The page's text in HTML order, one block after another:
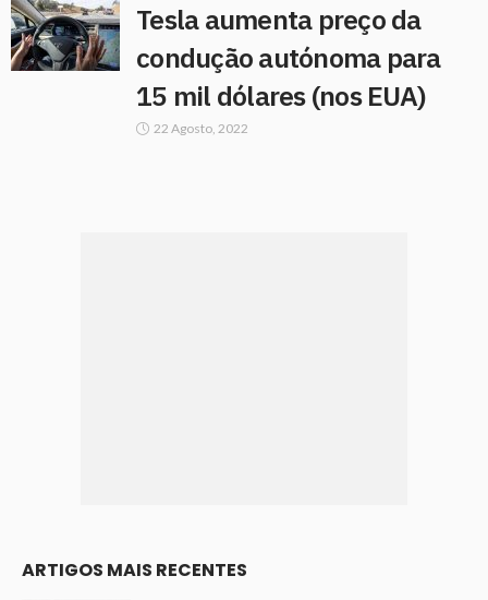
Tesla aumenta preço da
condução autónoma para
15 mil dólares (nos EUA)
22 Agosto, 2022
ARTIGOS MAIS RECENTES